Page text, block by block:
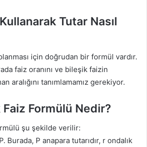
Tutar Nasıl
için doğrudan bir formül vardır.
faiz oranını ve bileşik faizin
aralığını tanımlamamız gerekiyor.
Faiz Formülü Nedir?
şu şekilde verilir:
Burada, P anapara tutarıdır, r ondalık